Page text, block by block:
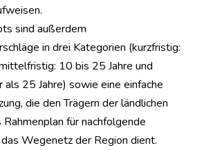
sind außerdem
in drei Kategorien (kurzfristig:
10 bis 25 Jahre und
als 25 Jahre) sowie eine einfache
die den Trägern der ländlichen
für nachfolgende
Wegenetz der Region dient.